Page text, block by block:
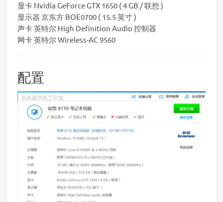
显卡 Nvidia GeForce GTX 1650 ( 4 GB / 联想 )
显示器 京东方 BOE0700 ( 15.5 英寸 )
声卡 英特尔 High Definition Audio 控制器
网卡 英特尔 Wireless-AC 9560
配置